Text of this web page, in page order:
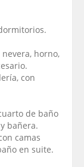
horno,
con
de baño
bañera.
camas
en suite.